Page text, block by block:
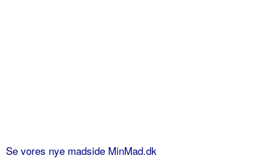
Se vores nye madside MinMad.dk